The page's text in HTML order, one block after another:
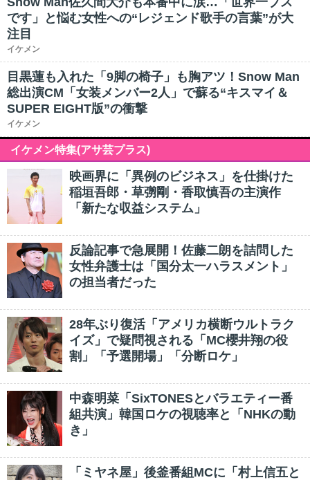
です」と悩む女性への“レジェンド歌手の言葉”が大
注目
イケメン
目黒蓮も入れた「9脚の椅子」も胸アツ！Snow Man
総出演CM「女装メンバー2人」で蘇る“キスマイ＆
SUPER EIGHT版”の衝撃
イケメン
イケメン特集(アサ芸プラス)
映画界に「異例のビジネス」を仕掛けた
稲垣吾郎・草彅剛・香取慎吾の主演作
「新たな収益システム」
反論記事で急展開！佐藤二朗を詰問した
女性弁護士は「国分太一ハラスメント」
の担当者だった
28年ぶり復活「アメリカ横断ウルトラク
イズ」で疑問視される「MC櫻井翔の役
割」「予選開場」「分断ロケ」
中森明菜「SixTONESとバラエティー番
組共演」韓国ロケの視聴率と「NHKの動
き」
「ミヤネ屋」後釜番組MCに「村上信五と